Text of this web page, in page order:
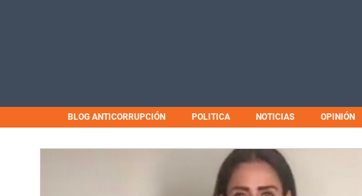
BLOG ANTICORRUPCIÓN POLITICA NOTICIAS OPINIÓN